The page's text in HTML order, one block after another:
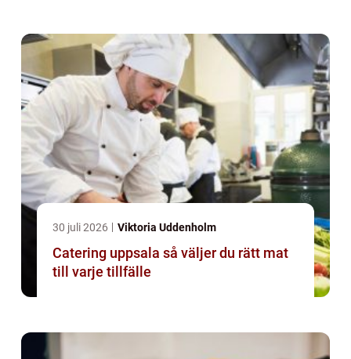
30 juli 2026 Viktoria Uddenholm
Catering uppsala så väljer du rätt mat
till varje tillfälle